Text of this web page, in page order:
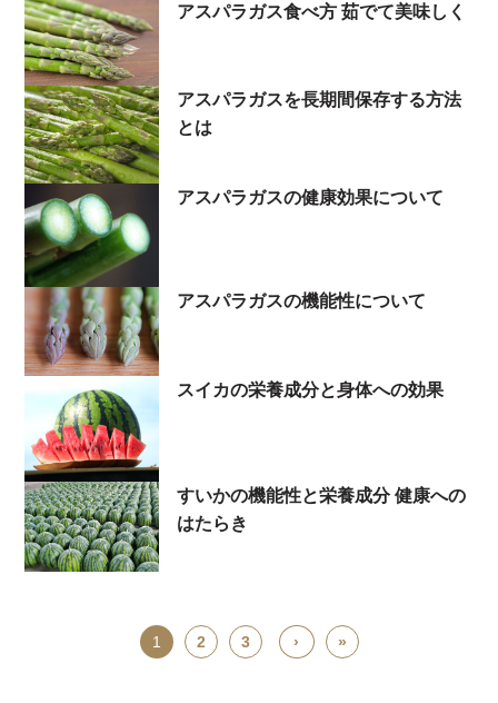
アスパラガス食べ方 茹でて美味しく
アスパラガスを長期間保存する方法
とは
アスパラガスの健康効果について
アスパラガスの機能性について
スイカの栄養成分と身体への効果
すいかの機能性と栄養成分 健康への
はたらき
1 2 3 › »